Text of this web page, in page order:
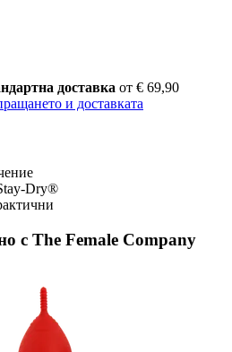
доставка от € 69,90
и доставката
Dry®
с The Female Company